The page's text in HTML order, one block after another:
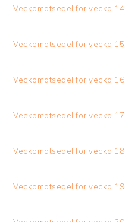
Veckomatsedel för vecka 14
Veckomatsedel för vecka 15
Veckomatsedel för vecka 16
Veckomatsedel för vecka 17
Veckomatsedel för vecka 18
Veckomatsedel för vecka 19